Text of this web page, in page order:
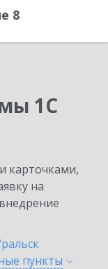
8
1С
карточками,
на
пункты